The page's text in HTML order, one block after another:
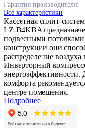
Гарантия производителя:
Все характеристики
Кассетная сплит-
LZ-B4KBA
подвесными
конструкции они
распределение
Инверторный
энергоэффективности.
комфорта
центре помещения.
Подробнее